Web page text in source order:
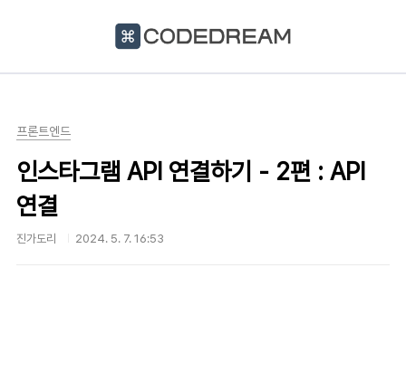
프론트엔드
인스타그램 API 연결하기 - 2편 : API
연결
진가도리 2024. 5. 7. 16:53